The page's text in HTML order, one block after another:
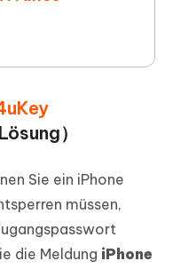
）
Sie ein iPhone
müssen,
die Meldung iPhone